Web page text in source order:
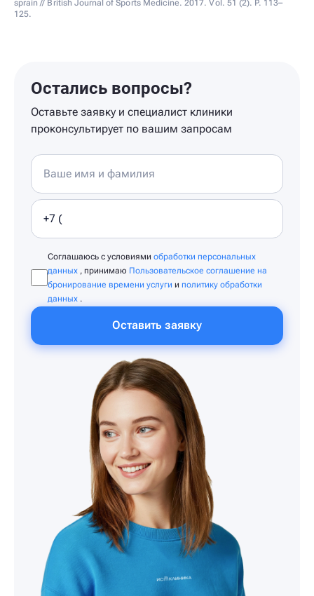
sprain // British Journal of Sports Medicine. 2017. Vol. 51 (2). P. 113–
125.
Остались вопросы?
Оставьте заявку и специалист клиники
проконсультирует по вашим запросам
Соглашаюсь с условиями обработки персональных
данных , принимаю Пользовательское соглашение на
бронирование времени услуги и политику обработки
данных .
Оставить заявку